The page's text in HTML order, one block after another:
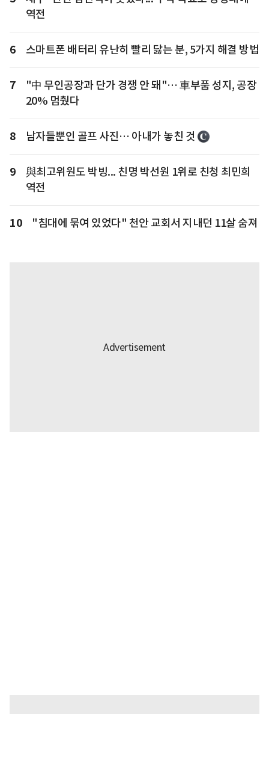
역전
6 스마트폰 배터리 유난히 빨리 닳는 분, 5가지 해결 방법
7
"中 무인공장과 단가 경쟁 안 돼"… 車부품 성지, 공장
20% 멈췄다
8 남자들뿐인 골프 사진… 아내가 놓친 것
9
與최고위원도 박빙... 친명 박선원 1위로 친청 최민희
역전
10 "침대에 묶여 있었다" 천안 교회서 지내던 11살 숨져